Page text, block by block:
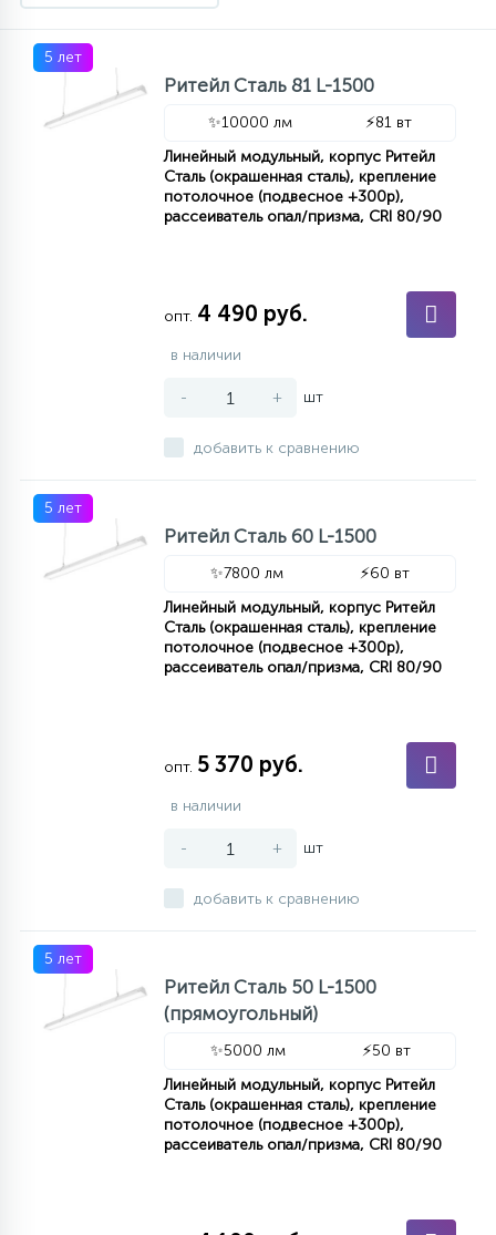
5 лет
Ритейл Сталь 81 L-1500
✨10000 лм ⚡81 вт
Линейный модульный, корпус Ритейл
Сталь (окрашенная сталь), крепление
потолочное (подвесное +300р),
рассеиватель опал/призма, CRI 80/90
опт. 4 490 руб.
в наличии
- + шт
добавить к сравнению
5 лет
Ритейл Сталь 60 L-1500
✨7800 лм ⚡60 вт
Линейный модульный, корпус Ритейл
Сталь (окрашенная сталь), крепление
потолочное (подвесное +300р),
рассеиватель опал/призма, CRI 80/90
опт. 5 370 руб.
в наличии
- + шт
добавить к сравнению
5 лет
Ритейл Сталь 50 L-1500
(прямоугольный)
✨5000 лм ⚡50 вт
Линейный модульный, корпус Ритейл
Сталь (окрашенная сталь), крепление
потолочное (подвесное +300р),
рассеиватель опал/призма, CRI 80/90